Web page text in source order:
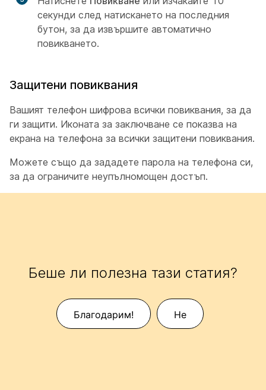
секунди след натискането на последния
бутон, за да извършите автоматично
повикването.
Защитени повиквания
Вашият телефон шифрова всички повиквания, за да
ги защити. Иконата за заключване се показва на
екрана на телефона за всички защитени повиквания.
Можете също да зададете парола на телефона си,
за да ограничите неупълномощен достъп.
Беше ли полезна тази статия?
Благодарим! Не